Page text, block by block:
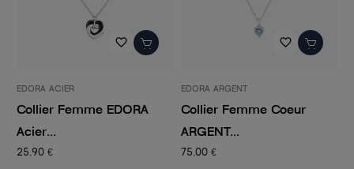
favorite_border
EDORA ACIER
Collier Femme EDORA
Acier...
25,90 €
favorite_border
EDORA ARGENT
Collier Femme Coeur
ARGENT...
75,00 €